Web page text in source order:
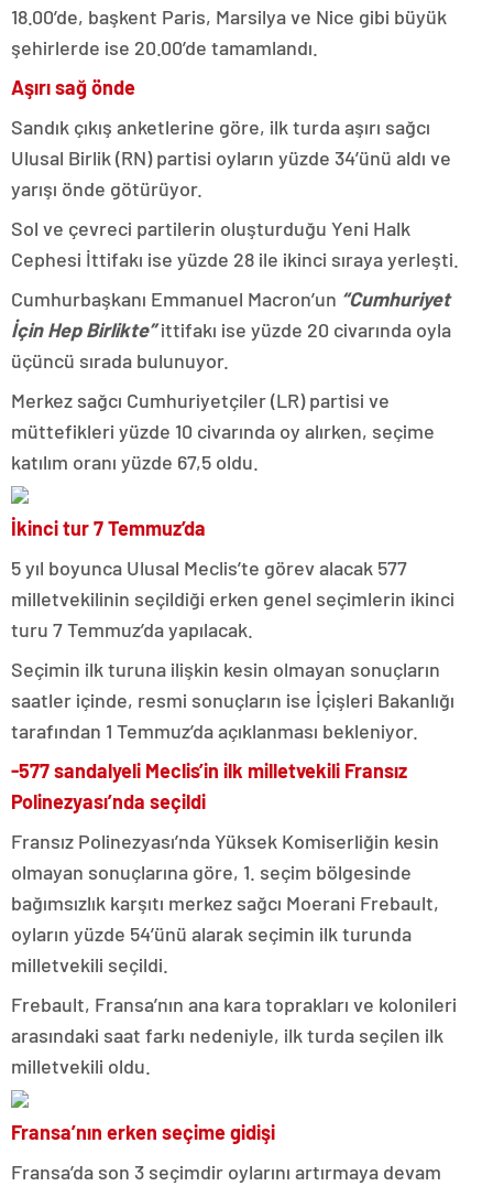
18.00’de, başkent Paris, Marsilya ve Nice gibi büyük
şehirlerde ise 20.00’de tamamlandı.
Aşırı sağ önde
Sandık çıkış anketlerine göre, ilk turda aşırı sağcı
Ulusal Birlik (RN) partisi oyların yüzde 34’ünü aldı ve
yarışı önde götürüyor.
Sol ve çevreci partilerin oluşturduğu Yeni Halk
Cephesi İttifakı ise yüzde 28 ile ikinci sıraya yerleşti.
Cumhurbaşkanı Emmanuel Macron’un “Cumhuriyet
İçin Hep Birlikte”ittifakı ise yüzde 20 civarında oyla
üçüncü sırada bulunuyor.
Merkez sağcı Cumhuriyetçiler (LR) partisi ve
müttefikleri yüzde 10 civarında oy alırken, seçime
katılım oranı yüzde 67,5 oldu.
İkinci tur 7 Temmuz’da
5 yıl boyunca Ulusal Meclis’te görev alacak 577
milletvekilinin seçildiği erken genel seçimlerin ikinci
turu 7 Temmuz’da yapılacak.
Seçimin ilk turuna ilişkin kesin olmayan sonuçların
saatler içinde, resmi sonuçların ise İçişleri Bakanlığı
tarafından 1 Temmuz’da açıklanması bekleniyor.
-577 sandalyeli Meclis’in ilk milletvekili Fransız
Polinezyası’nda seçildi
Fransız Polinezyası’nda Yüksek Komiserliğin kesin
olmayan sonuçlarına göre, 1. seçim bölgesinde
bağımsızlık karşıtı merkez sağcı Moerani Frebault,
oyların yüzde 54’ünü alarak seçimin ilk turunda
milletvekili seçildi.
Frebault, Fransa’nın ana kara toprakları ve kolonileri
arasındaki saat farkı nedeniyle, ilk turda seçilen ilk
milletvekili oldu.
Fransa’nın erken seçime gidişi
Fransa’da son 3 seçimdir oylarını artırmaya devam